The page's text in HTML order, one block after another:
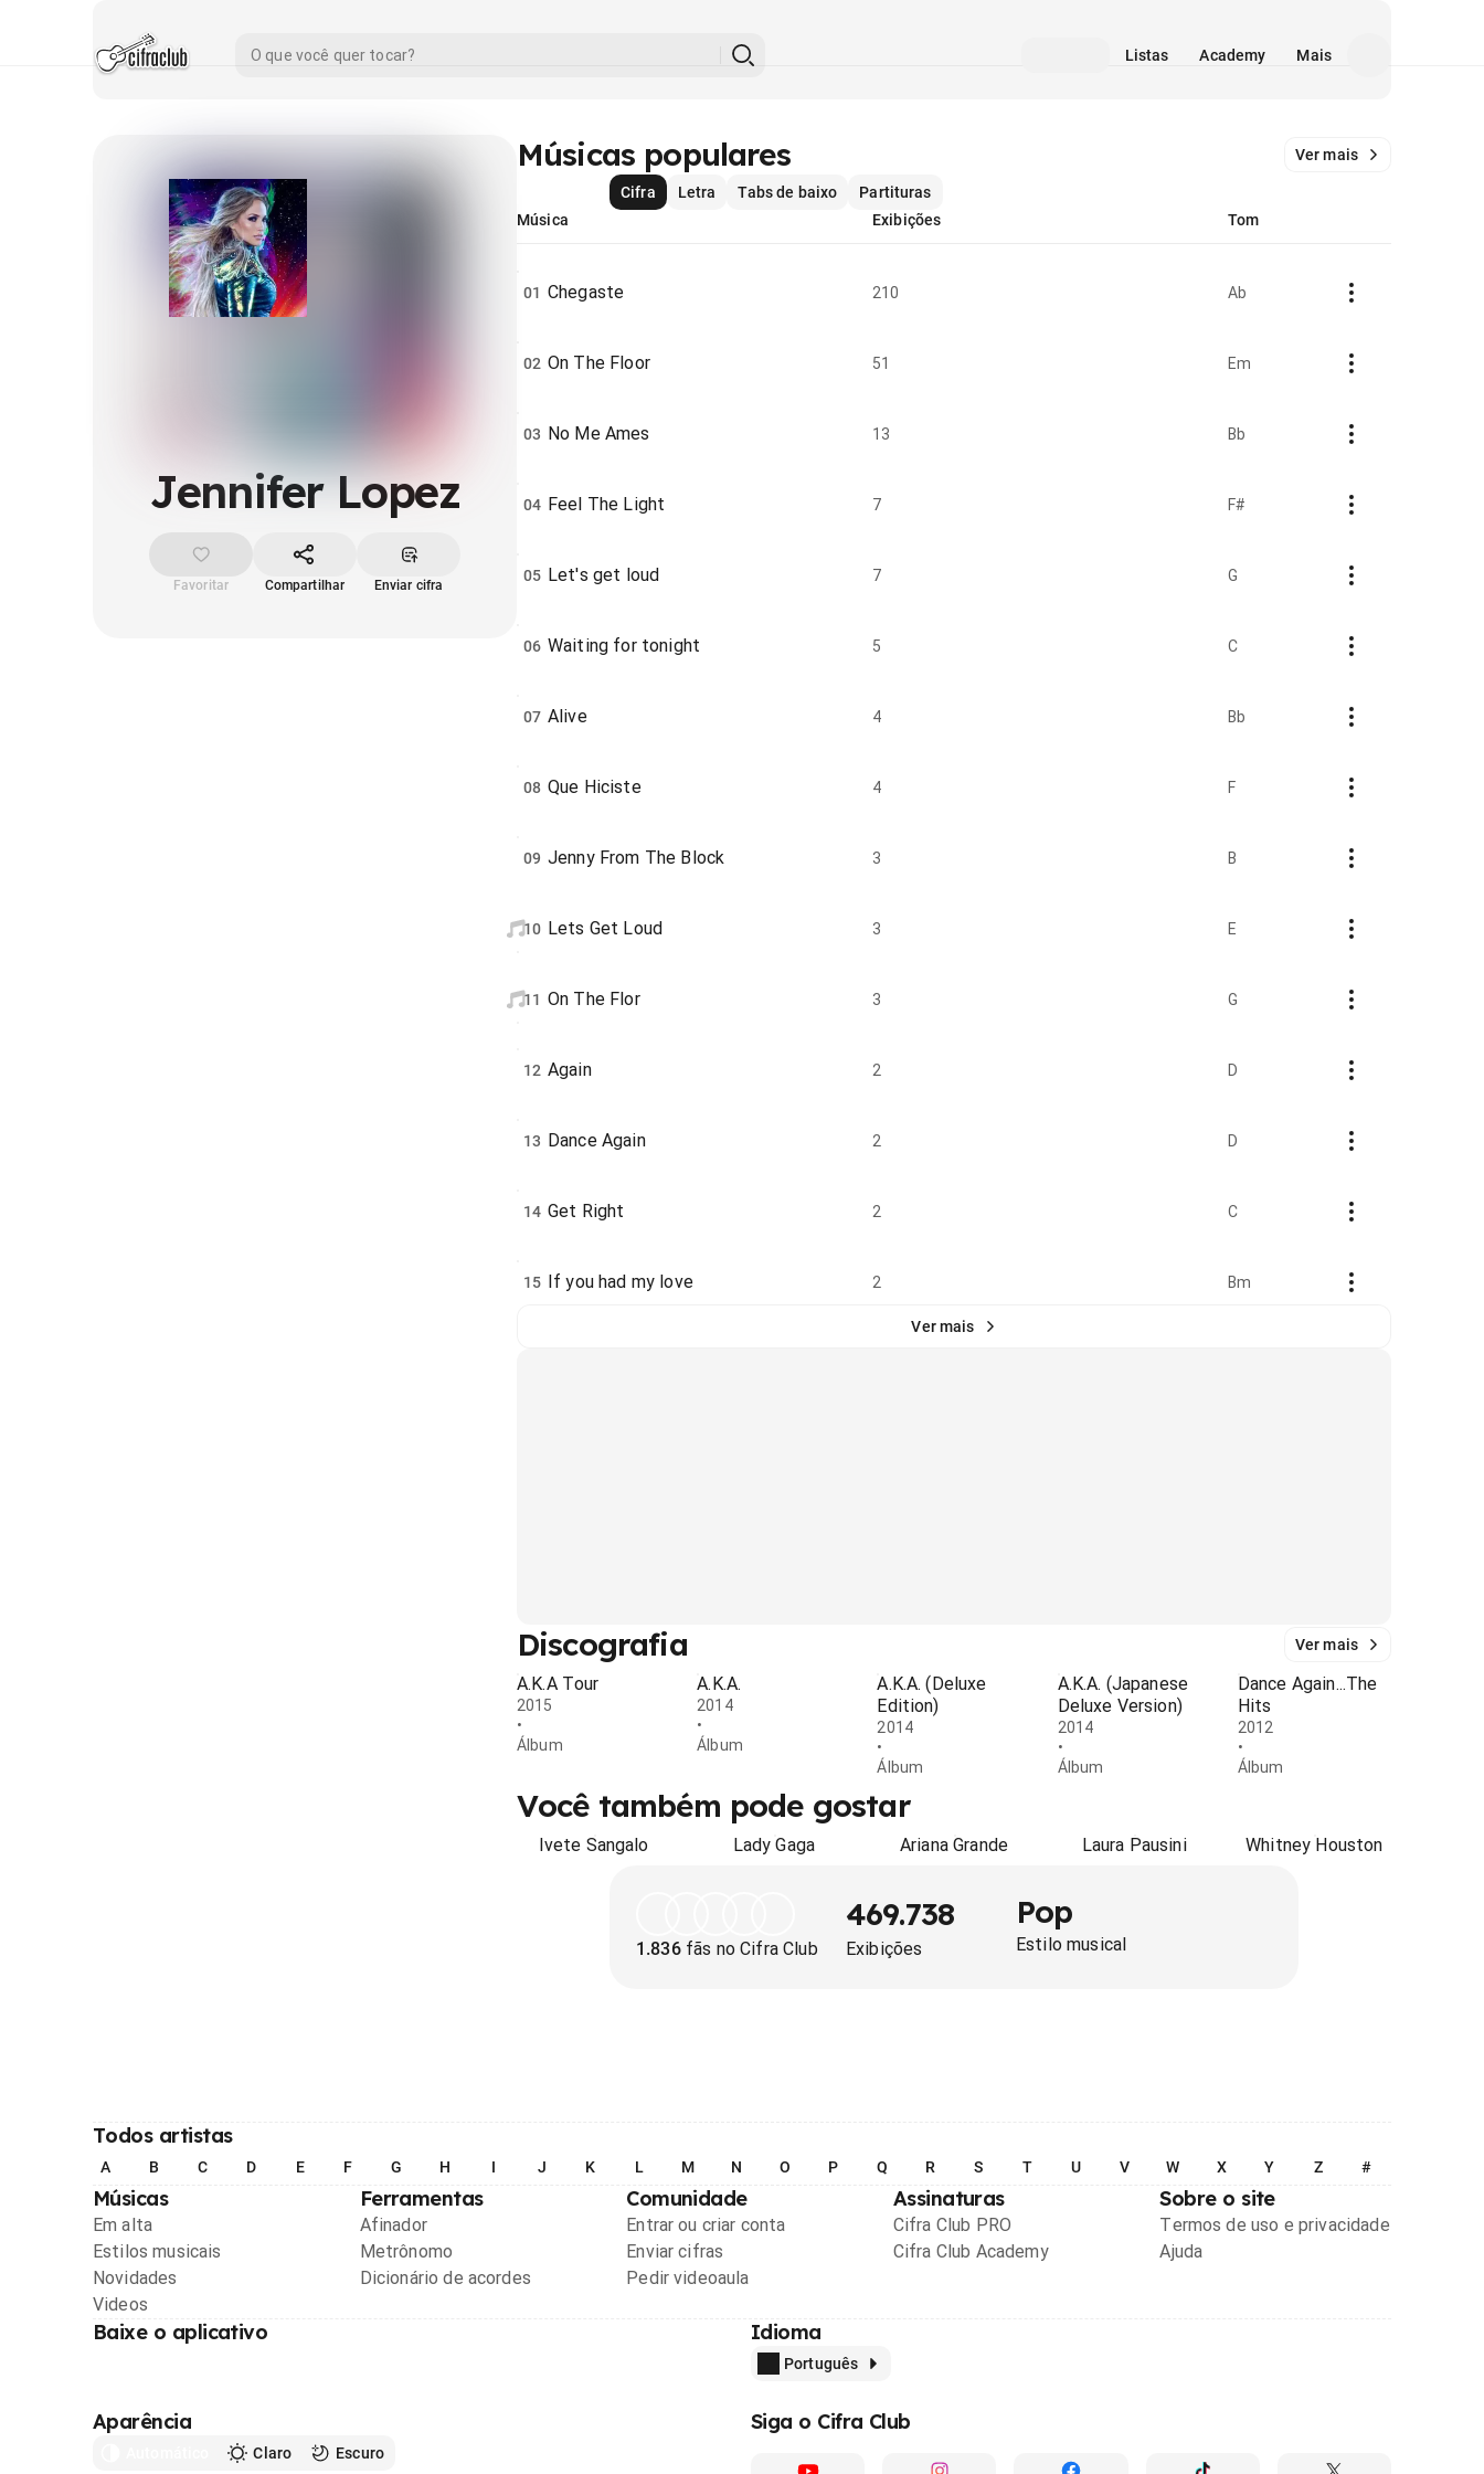
Listas Academy Mais
Jennifer Lopez
Favoritar Compartilhar Enviar cifra
Músicas populares Ver mais
Cifra Letra Tabs de baixo
Partituras
Música
Exibições Tom
01 Chegaste 210 Ab
02 On The Floor 51 Em
03 No Me Ames 13 Bb
04 Feel The Light 7 F#
05 Let's get loud 7 G
06 Waiting for tonight 5 C
07 Alive 4 Bb
08 Que Hiciste 4 F
09 Jenny From The Block 3 B
10 Lets Get Loud 3 E
11 On The Flor 3 G
12 Again 2 D
13 Dance Again 2 D
14 Get Right 2 C
15 If you had my love 2 Bm
Ver mais
Discografia Ver mais
A.K.A Tour
2015
•
Álbum
A.K.A.
2014
•
Álbum
A.K.A. (Deluxe
Edition)
2014
•
Álbum
A.K.A. (Japanese
Deluxe Version)
2014
•
Álbum
Dance Again...The
Hits
2012
•
Álbum
Você também pode gostar
Ivete Sangalo Lady Gaga Ariana Grande Laura Pausini Whitney Houston
1.836fãs no Cifra Club
469.738
Exibições
Pop
Estilo musical
Todos artistas
A B C D E F G H I J K L M N O P Q R S T U V W X Y Z #
Músicas
Em alta
Estilos musicais
Novidades
Videos
Ferramentas
Afinador
Metrônomo
Dicionário de acordes
Comunidade
Entrar ou criar conta
Enviar cifras
Pedir videoaula
Assinaturas
Cifra Club PRO
Cifra Club Academy
Sobre o site
Termos de uso e privacidade
Ajuda
Baixe o aplicativo Idioma
Português
Aparência
Claro Escuro
Siga o Cifra Club